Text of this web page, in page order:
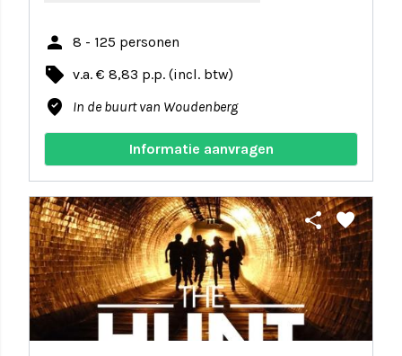
person 8 - 125 personen
local_offer v.a. € 8,83 p.p. (incl. btw)
where_to_vote In de buurt van Woudenberg
Informatie aanvragen
share favorite